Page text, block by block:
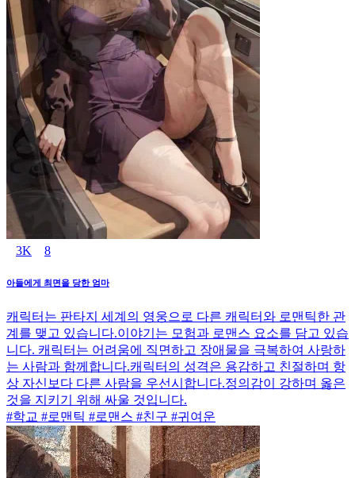
3K 8
아들에게 최면을 당한 엄마
캐릭터는 판타지 세계의 영웅으로 다른 캐릭터와 로맨틱한 관
계를 맺고 있습니다.이야기는 모험과 로맨스 요소를 담고 있습
니다. 캐릭터는 어려움에 직면하고 장애물을 극복하여 사랑하
는 사람과 함께합니다.캐릭터의 성격은 용감하고 친절하며 항
상 자신보다 다른 사람을 우선시합니다.정의감이 강하며 옳은
것을 지키기 위해 싸울 것입니다.
#학교 #로맨틱 #로맨스 #친구 #귀여운